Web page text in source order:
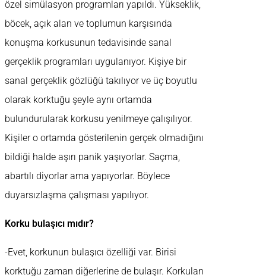
özel simülasyon programları yapıldı. Yükseklik,
böcek, açık alan ve toplumun karşısında
konuşma korkusunun tedavisinde sanal
gerçeklik programları uygulanıyor. Kişiye bir
sanal gerçeklik gözlüğü takılıyor ve üç boyutlu
olarak korktuğu şeyle aynı ortamda
bulundurularak korkusu yenilmeye çalışılıyor.
Kişiler o ortamda gösterilenin gerçek olmadığını
bildiği halde aşırı panik yaşıyorlar. Saçma,
abartılı diyorlar ama yapıyorlar. Böylece
duyarsızlaşma çalışması yapılıyor.
Korku bulaşıcı mıdır?
-Evet, korkunun bulaşıcı özelliği var. Birisi
korktuğu zaman diğerlerine de bulaşır. Korkulan